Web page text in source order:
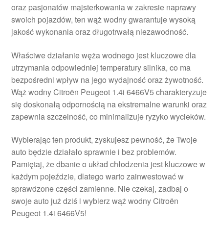
Płatności
Polityka prywatności
Procedura reklamacyjna
Skarga
Zamówienia
Zasady i warunki
oraz pasjonatów majsterkowania w zakresie naprawy
swoich pojazdów, ten wąż wodny gwarantuje wysoką
jakość wykonania oraz długotrwałą niezawodność.
Właściwe działanie węża wodnego jest kluczowe dla
utrzymania odpowiedniej temperatury silnika, co ma
bezpośredni wpływ na jego wydajność oraz żywotność.
Wąż wodny Citroën Peugeot 1.4i 6466V5 charakteryzuje
się doskonałą odpornością na ekstremalne warunki oraz
zapewnia szczelność, co minimalizuje ryzyko wycieków.
Wybierając ten produkt, zyskujesz pewność, że Twoje
auto będzie działało sprawnie i bez problemów.
Pamiętaj, że dbanie o układ chłodzenia jest kluczowe w
każdym pojeździe, dlatego warto zainwestować w
sprawdzone części zamienne. Nie czekaj, zadbaj o
swoje auto już dziś i wybierz wąż wodny Citroën
Peugeot 1.4i 6466V5!